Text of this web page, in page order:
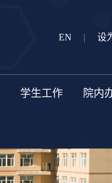
EN | 设
学生工作 院内